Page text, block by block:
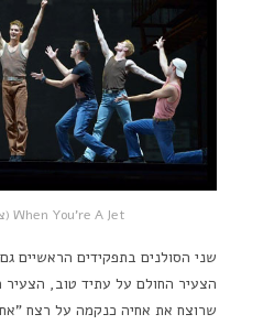
When You're A Jet‏ (צילום: יוסי צבקר)
שני הסולנים בתפקידים הראשיים
הצעיר החולם על עתיד טוב, הצעיר
שרוצח את אחיה כנקמה על רצח